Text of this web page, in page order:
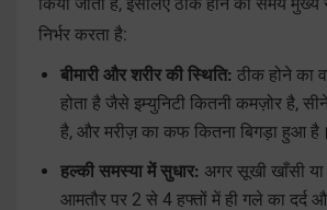
निर्भर करता है:
बीमारी और शरीर की स्थिति: ठीक होने का
होता है जैसे इम्युनिटी कितनी कमज़ोर है,
है, और मरीज़ का कफ कितना बिगड़ा हुआ है।
हल्की समस्या में सुधार: अगर सूखी खाँसी
आमतौर पर 2 से 4 हफ्तों में ही गले का दर्द